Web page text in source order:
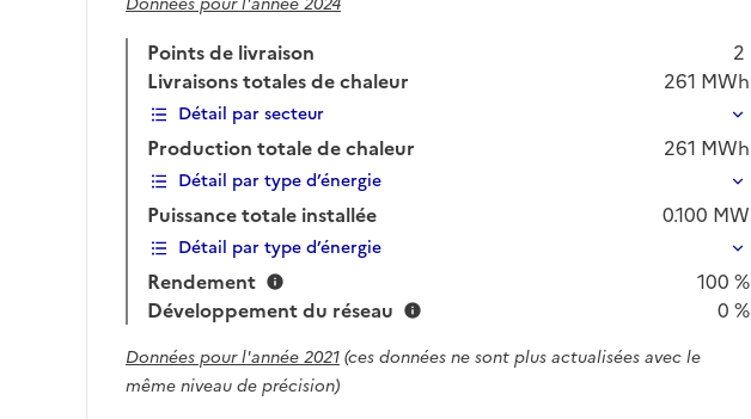
Points de livraison
2
Livraisons totales de chaleur
261 MWh
Détail par secteur
Production totale de chaleur 261 MWh
Détail par type d’énergie
Puissance totale installée 0.100 MW
Détail par type d’énergie
Rendement
100 %
Développement du réseau
0 %
Données pour l'année 2021(ces données ne sont plus actualisées avec le
même niveau de précision)